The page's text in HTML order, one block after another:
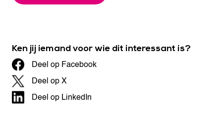
Ken jij iemand voor wie dit interessant is?
Deel op Facebook
Deel op X
Deel op LinkedIn